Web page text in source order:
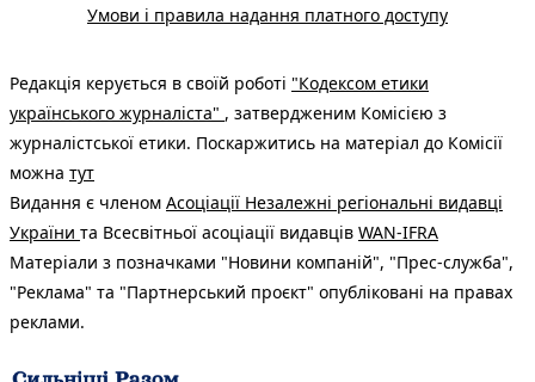
Умови і правила надання платного доступу
Редакція керується в своїй роботі "Кодексом етики
українського журналіста" , затвердженим Комісією з
журналістської етики. Поскаржитись на матеріал до Комісії
можна тут
Видання є членом Асоціації Незалежні регіональні видавці
України та Всесвітньої асоціації видавців WAN-IFRA
Матеріали з позначками "Новини компаній", "Прес-служба",
"Реклама" та "Партнерський проєкт" опубліковані на правах
реклами.